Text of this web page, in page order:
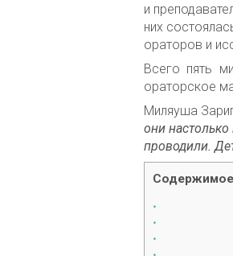
и
них
ораторов и
Всего пять
ораторское
Миляуша
они
проводили.
Содержимое